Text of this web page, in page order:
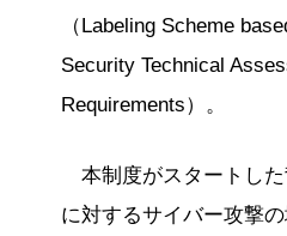
（Labeling Scheme
Security Technical
Requirements）。
本制度がスタートし
に対するサイバー攻撃の